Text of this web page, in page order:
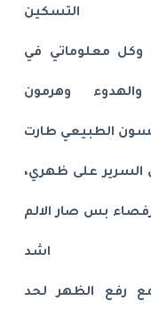
التسكين
وكل معلوماتي في
وهرمون
على ظهري،
بس صار الالم
اشد
رفع الظهر لحد